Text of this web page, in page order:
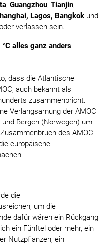
, Guangzhou, Tianjin,
Lagos, Bangkok und
verlassen sein.
alles ganz anders
dass die Atlantische
auch bekannt als
zusammenbricht.
Verlangsamung der AMOC
Bergen (Norwegen) um
des AMOC-
europäische
die
um die
dafür wären ein Rückgang
ein Fünftel oder mehr, ein
Nutzpflanzen, ein